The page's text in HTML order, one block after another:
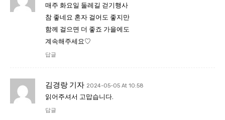
매주 화요일 둘레길 걷기행사
참 좋네요 혼자 걸어도 좋지만
함께 걸으면 더 좋죠 가을에도
계속해주세요♡
답글
김경랑 기자 2024-05-05 At 10:58
읽어주셔서 고맙습니다.
답글